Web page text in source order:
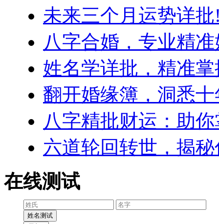
未来三个月运势详
八字合婚，专业精
姓名学详批，精准
翻开婚缘簿，洞悉
八字精批财运：助
六道轮回转世，揭
在线测试